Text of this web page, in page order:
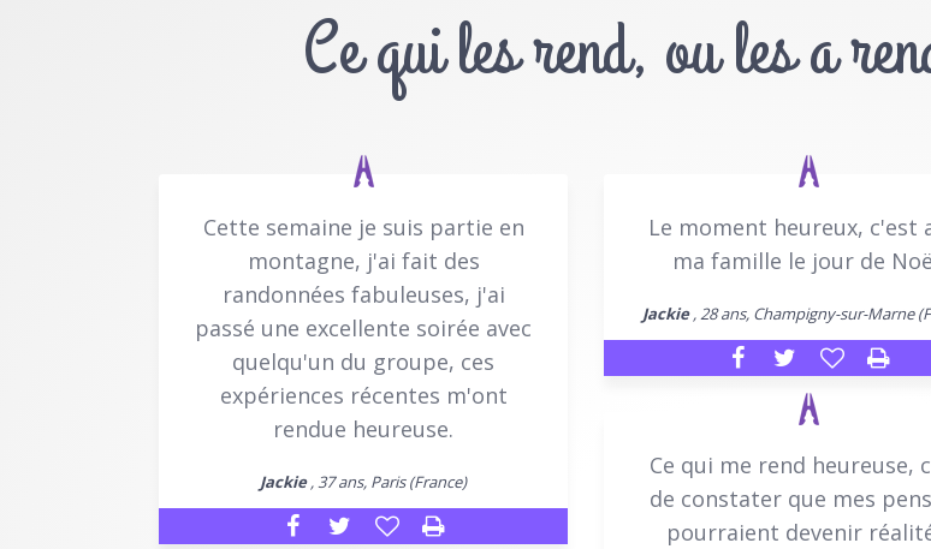
Ce qui les rend, ou les a
Cette semaine je suis partie en
montagne, j'ai fait des
randonnées fabuleuses, j'ai
passé une excellente soirée avec
quelqu'un du groupe, ces
expériences récentes m'ont
rendue heureuse.
Jackie, 37 ans, Paris (France)
Le moment heureux, c'est
ma famille le jour de
Jackie, 28 ans, Champigny-sur-Marne
Ce qui me rend heureuse,
de constater que mes
pourraient devenir